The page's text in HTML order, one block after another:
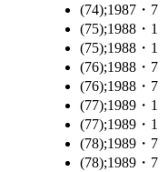
(74);1987・7
(75);1988・1
(75);1988・1
(76);1988・7
(76);1988・7
(77);1989・1
(77);1989・1
(78);1989・7
(78);1989・7